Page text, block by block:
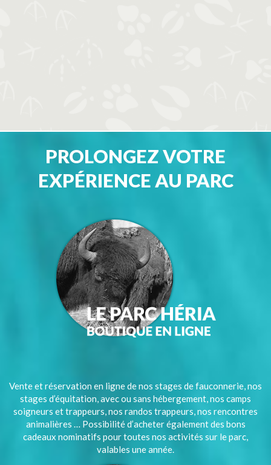
PROLONGEZ VOTRE
EXPÉRIENCE AU PARC
Vente et réservation en ligne de nos stages de fauconnerie, nos
stages d’équitation, avec ou sans hébergement, nos camps
soigneurs et trappeurs, nos randos trappeurs, nos rencontres
animalières … Possibilité d’acheter également des bons
cadeaux nominatifs pour toutes nos activités sur le parc,
valables une année.